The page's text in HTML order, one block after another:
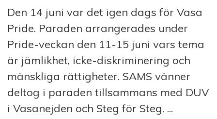
Den 14 juni var det igen dags för Vasa
Pride. Paraden arrangerades under
Pride-veckan den 11-15 juni vars tema
är jämlikhet, icke-diskriminering och
mänskliga rättigheter. SAMS vänner
deltog i paraden tillsammans med DUV
i Vasanejden och Steg för Steg. ...